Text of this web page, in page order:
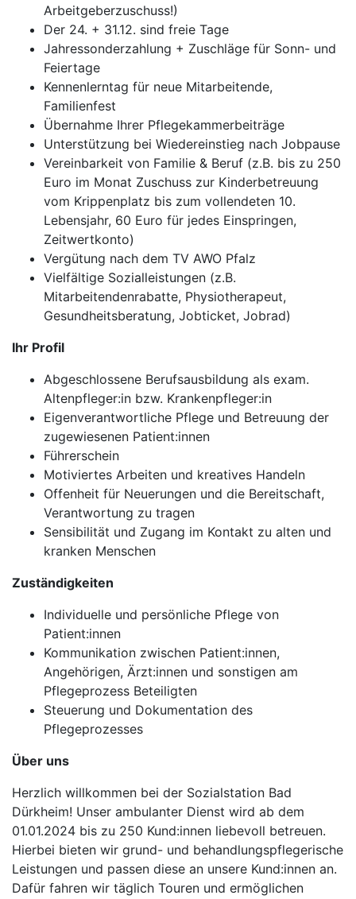
Arbeitgeberzuschuss!)
Der 24. + 31.12. sind freie Tage
Jahressonderzahlung + Zuschläge für Sonn- und
Feiertage
Kennenlerntag für neue Mitarbeitende,
Familienfest
Übernahme Ihrer Pflegekammerbeiträge
Unterstützung bei Wiedereinstieg nach Jobpause
Vereinbarkeit von Familie & Beruf (z.B. bis zu 250
Euro im Monat Zuschuss zur Kinderbetreuung
vom Krippenplatz bis zum vollendeten 10.
Lebensjahr, 60 Euro für jedes Einspringen,
Zeitwertkonto)
Vergütung nach dem TV AWO Pfalz
Vielfältige Sozialleistungen (z.B.
Mitarbeitendenrabatte, Physiotherapeut,
Gesundheitsberatung, Jobticket, Jobrad)
Ihr Profil
Abgeschlossene Berufsausbildung als exam.
Altenpfleger:in bzw. Krankenpfleger:in
Eigenverantwortliche Pflege und Betreuung der
zugewiesenen Patient:innen
Führerschein
Motiviertes Arbeiten und kreatives Handeln
Offenheit für Neuerungen und die Bereitschaft,
Verantwortung zu tragen
Sensibilität und Zugang im Kontakt zu alten und
kranken Menschen
Zuständigkeiten
Individuelle und persönliche Pflege von
Patient:innen
Kommunikation zwischen Patient:innen,
Angehörigen, Ärzt:innen und sonstigen am
Pflegeprozess Beteiligten
Steuerung und Dokumentation des
Pflegeprozesses
Über uns
Herzlich willkommen bei der Sozialstation Bad
Dürkheim! Unser ambulanter Dienst wird ab dem
01.01.2024 bis zu 250 Kund:innen liebevoll betreuen.
Hierbei bieten wir grund- und behandlungspflegerische
Leistungen und passen diese an unsere Kund:innen an.
Dafür fahren wir täglich Touren und ermöglichen